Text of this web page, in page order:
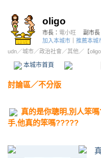
oligo
市長： 電小旺
副市長
加入本城市
推薦本城
udn／城市／政治社會 ／其他 ／ 【
本城市首頁
討論區／不分版
真的是你聰明,別人笨
手,他真的笨嗎?????